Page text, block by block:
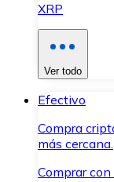
XRP
Ver todo
Efectivo
Compra
más cercana.
Comprar